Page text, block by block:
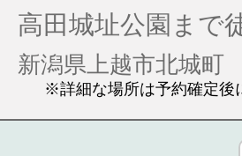
高田城址公園まで
新潟県上越市北城町
※詳細な場所は予約確定後